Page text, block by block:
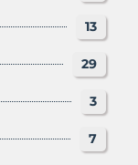
13
29
3
7